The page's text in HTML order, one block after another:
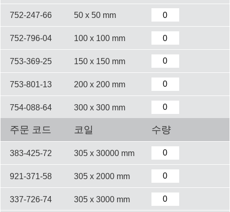
752-247-66 50 x 50 mm
752-796-04 100 x 100 mm
753-369-25 150 x 150 mm
753-801-13 200 x 200 mm
754-088-64 300 x 300 mm
주문 코드 코일 수량
383-425-72 305 x 30000 mm
921-371-58 305 x 2000 mm
337-726-74 305 x 3000 mm